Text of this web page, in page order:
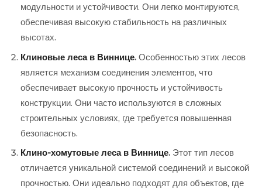
модульности и устойчивости. Они легко монтируются,
обеспечивая высокую стабильность на различных
высотах.
Клиновые леса в Виннице. Особенностью этих лесов
является механизм соединения элементов, что
обеспечивает высокую прочность и устойчивость
конструкции. Они часто используются в сложных
строительных условиях, где требуется повышенная
безопасность.
Клино-хомутовые леса в Виннице. Этот тип лесов
отличается уникальной системой соединений и высокой
прочностью. Они идеально подходят для объектов, где